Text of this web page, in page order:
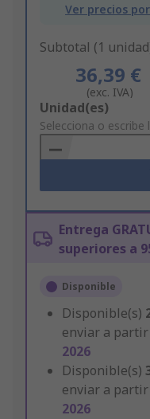
Ver precios
Subtotal (1
36,39 €
(exc. IVA)
Add
to
Basket
Unidad(es)
Selecciona o escribe
Entrega
superiores a
Disponible
Disponible(s)
enviar a partir
2026
Disponible(s)
enviar a partir
2026